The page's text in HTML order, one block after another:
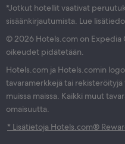
*Jotkut hotellit vaativat
sisäänkirjautumista. Lue
© 2026 Hotels.com on Expedia
oikeudet pidätetään.
Hotels.com ja Hotels.comin
tavaramerkkejä tai
muissa maissa. Kaikki muut
omaisuutta.
* Lisätietoja Hotels.com®